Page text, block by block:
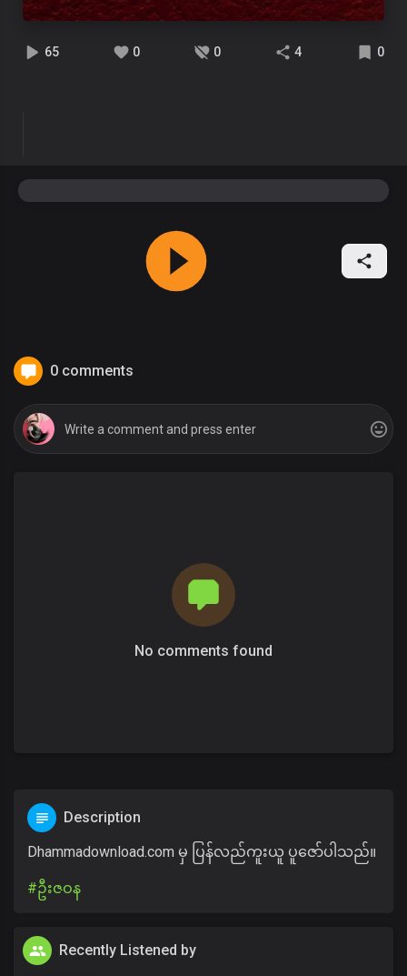
65 0 0 4 0
0 comments
No comments found
Description
Dhammadownload.com မှ ပြန်လည်ကူးယူ ပူဇော်ပါသည်။
#ဦးဇဝန
Recently Listened by